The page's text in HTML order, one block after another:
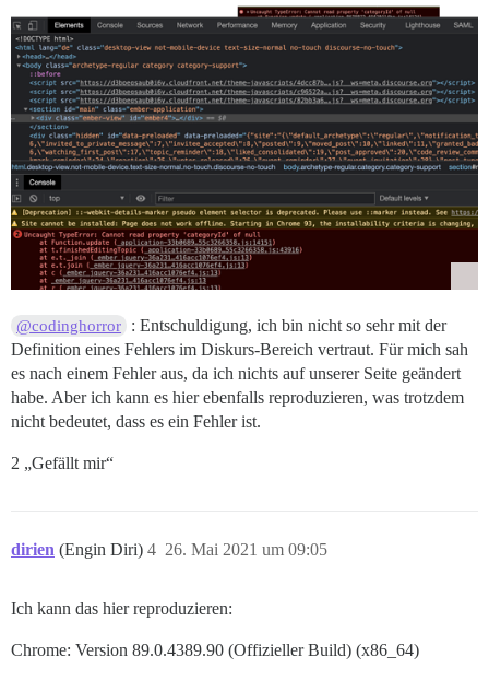
@codinghorror
: Entschuldigung, ich bin nicht so sehr mit der
Definition eines Fehlers im Diskurs-Bereich vertraut. Für mich sah
es nach einem Fehler aus, da ich nichts auf unserer Seite geändert
habe. Aber ich kann es hier ebenfalls reproduzieren, was trotzdem
nicht bedeutet, dass es ein Fehler ist.
2 „Gefällt mir“
dirien (Engin Diri) 26. Mai 2021 um 09:05
4
Ich kann das hier reproduzieren:
Chrome: Version 89.0.4389.90 (Offizieller Build) (x86_64)